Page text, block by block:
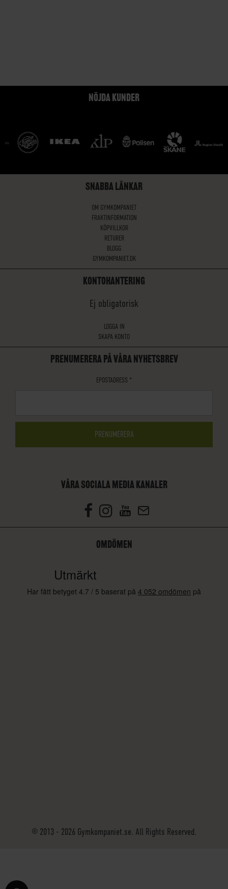
NÖJDA KUNDER
SNABBA LÄNKAR
OM GYMKOMPANIET
FRAKTINFORMATION
KÖPVILLKOR
RETURER
BLOGG
GYMKOMPANIET.DK
KONTOHANTERING
Ej obligatorisk
LOGGA IN
SKAPA KONTO
PRENUMERERA PÅ VÅRA NYHETSBREV
EPOSTADRESS *
VÅRA SOCIALA MEDIA KANALER
OMDÖMEN
© 2013 - 2026 Gymkompaniet.se. All Rights Reserved.